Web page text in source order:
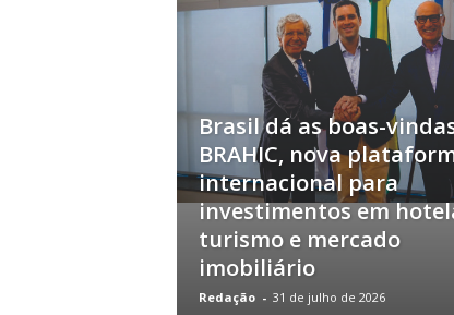
Brasil dá as boas-
BRAHIC, nova
internacional para
investimentos em
turismo e mercado
imobiliário
Redação - 31 de julho de 2026